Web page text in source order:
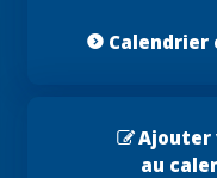
Calendrier
Ajouter
au